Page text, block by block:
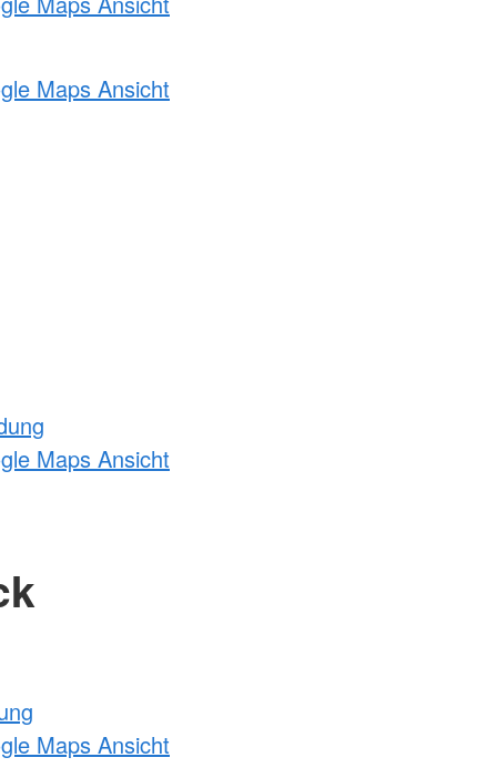
Maps Ansicht
Maps Ansicht
Maps Ansicht